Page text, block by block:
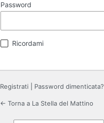
Password
Ricordami
Registrati Password dimenticata?
← Torna a La Stella del Mattino